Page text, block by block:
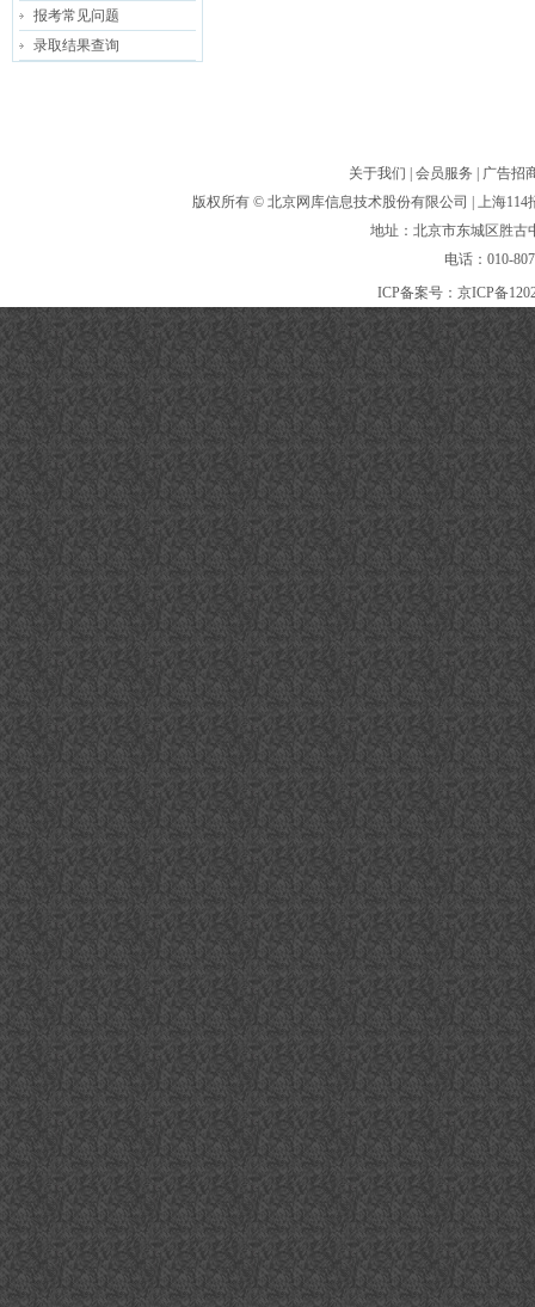
报考常见问题
录取结果查询
关于我们 会员服务
广告招
版权所有 © 北京网库信息技术股份有限公司
| 上海
地址：北京市东城区胜
电话：010-
ICP备案号： 京ICP备